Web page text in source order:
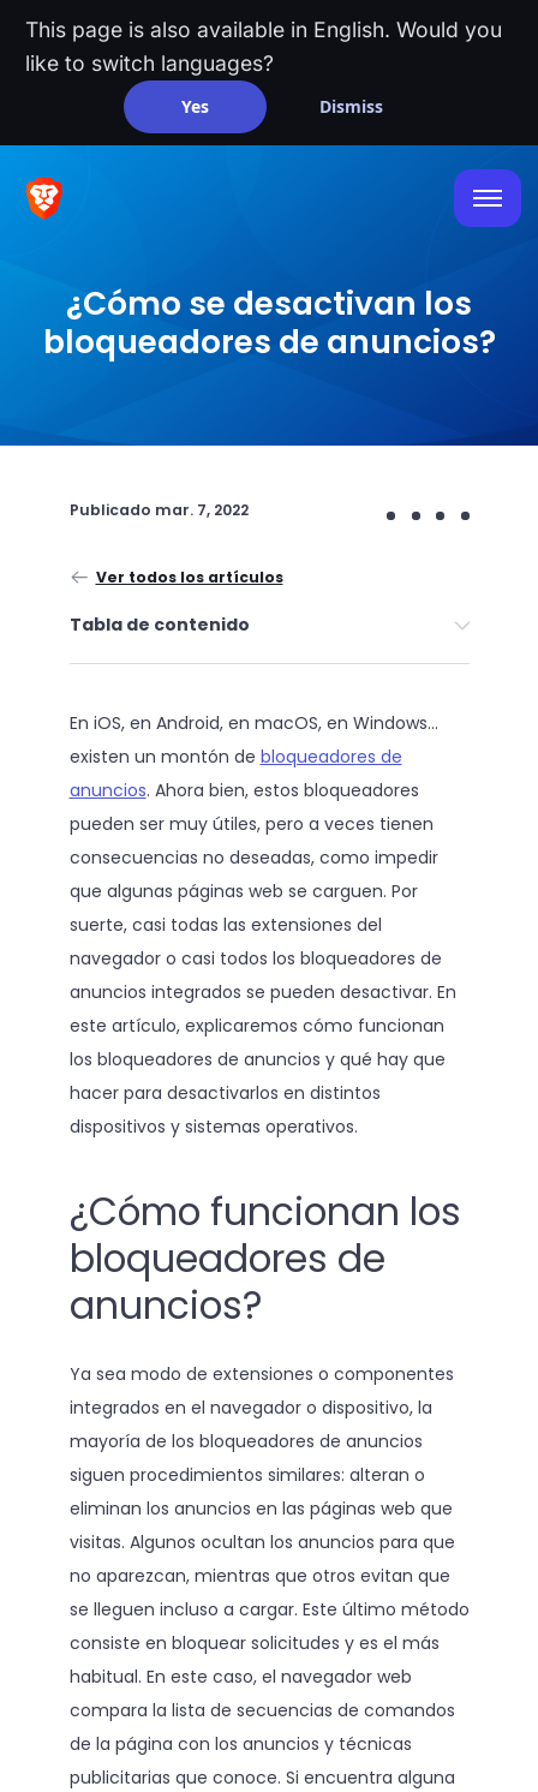
This page is also available in English. Would you
like to switch languages?
Yes Dismiss
¿Cómo se desactivan los
bloqueadores de anuncios?
Publicado mar. 7, 2022
Ver todos los artículos
Tabla de contenido
En iOS, en Android, en macOS, en Windows…
existen un montón de bloqueadores de
anuncios. Ahora bien, estos bloqueadores
pueden ser muy útiles, pero a veces tienen
consecuencias no deseadas, como impedir
que algunas páginas web se carguen. Por
suerte, casi todas las extensiones del
navegador o casi todos los bloqueadores de
anuncios integrados se pueden desactivar. En
este artículo, explicaremos cómo funcionan
los bloqueadores de anuncios y qué hay que
hacer para desactivarlos en distintos
dispositivos y sistemas operativos.
¿Cómo funcionan los
bloqueadores de
anuncios?
Ya sea modo de extensiones o componentes
integrados en el navegador o dispositivo, la
mayoría de los bloqueadores de anuncios
siguen procedimientos similares: alteran o
eliminan los anuncios en las páginas web que
visitas. Algunos ocultan los anuncios para que
no aparezcan, mientras que otros evitan que
se lleguen incluso a cargar. Este último método
consiste en bloquear solicitudes y es el más
habitual. En este caso, el navegador web
compara la lista de secuencias de comandos
de la página con los anuncios y técnicas
publicitarias que conoce. Si encuentra alguna